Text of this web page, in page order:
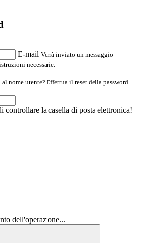
E-mail Verrà inviato un messaggio
necessarie.
nome utente? Effettua il reset della password
controllare la casella di posta elettronica!
dell'operazione...